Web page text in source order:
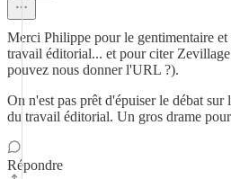
Merci Philippe pour le gentimentaire
travail éditorial... et pour citer
pouvez nous donner l'URL ?).
On n'est pas prêt d'épuiser le débat
du travail éditorial. Un gros drame
Répondre